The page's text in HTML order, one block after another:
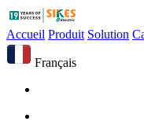
Accueil Produit Solution
Français